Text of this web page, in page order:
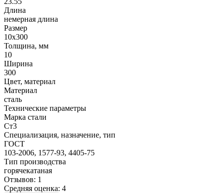
Длина
немерная длина
Размер
10х300
Толщина, мм
10
Ширина
300
Цвет, материал
Материал
сталь
Технические параметры
Марка стали
Ст3
Специализация, назначение, тип
ГОСТ
103-2006, 1577-93, 4405-75
Тип производства
горячекатаная
Отзывов: 1
Средняя оценка: 4